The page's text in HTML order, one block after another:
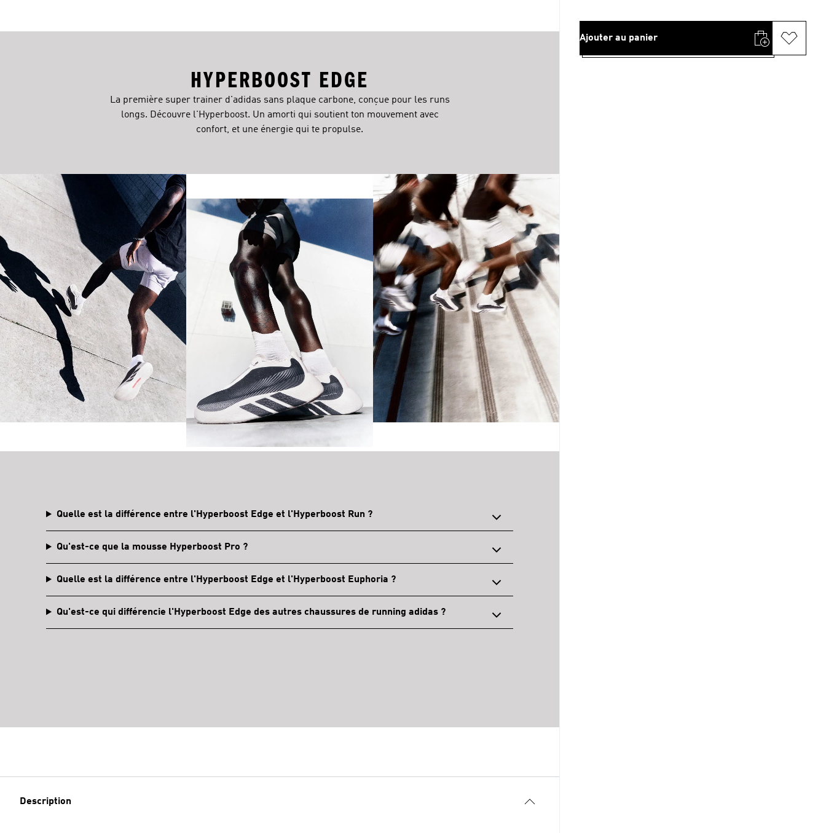
HYPERBOOST EDGE
La première super trainer d'adidas sans plaque carbone, conçue pour les runs
longs. Découvre l'Hyperboost. Un amorti qui soutient ton mouvement avec
confort, et une énergie qui te propulse.
Quelle est la différence entre l'Hyperboost Edge et l'Hyperboost Run ?
Qu'est-ce que la mousse Hyperboost Pro ?
Quelle est la différence entre l'Hyperboost Edge et l'Hyperboost Euphoria ?
Qu'est-ce qui différencie l'Hyperboost Edge des autres chaussures de running adidas ?
Description
Ajouter au panier